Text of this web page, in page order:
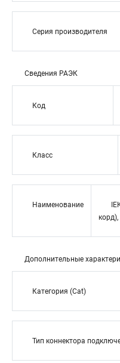
Серия производителя
Сведения РАЭК
Код
Класс
Наименование
Дополнительные
Категория (Cat)
Тип коннектора